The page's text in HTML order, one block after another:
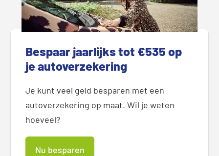
Bespaar jaarlijks tot €535 op
je autoverzekering
Je kunt veel geld besparen met een
autoverzekering op maat. Wil je weten
hoeveel?
Nu besparen